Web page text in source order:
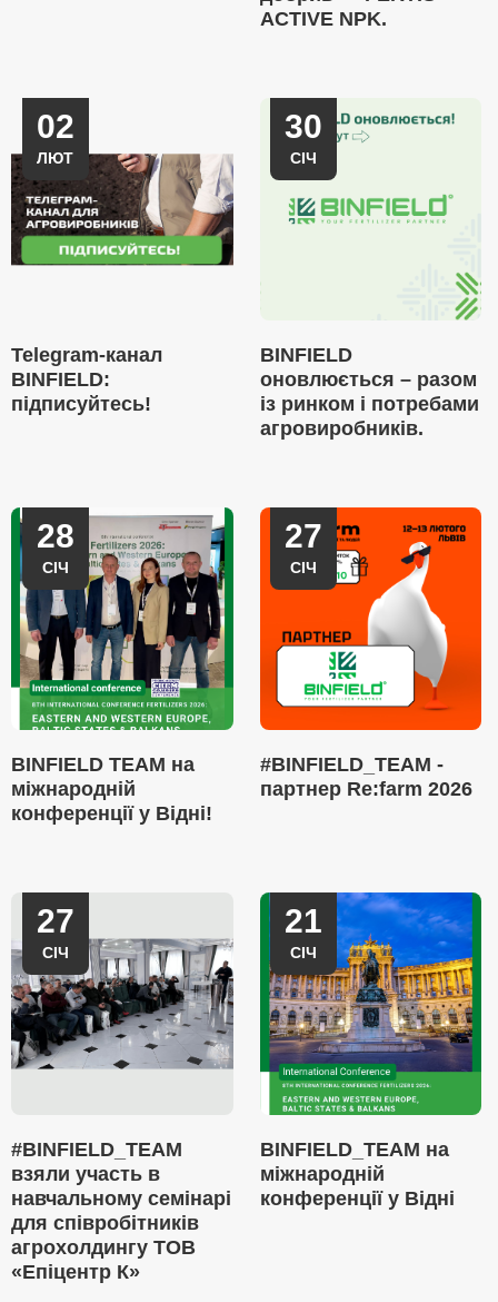
ACTIVE NPK.
02
ЛЮТ
Telegram-канал
BINFIELD:
підписуйтесь!
30
СІЧ
BINFIELD
оновлюється – разом
із ринком і потребами
агровиробників.
28
СІЧ
BINFIELD TEAM на
міжнародній
конференції у Відні!
27
СІЧ
#BINFIELD_TEAM -
партнер Re:farm 2026
27
СІЧ
#BINFIELD_TEAM
взяли участь в
навчальному семінарі
для співробітників
агрохолдингу ТОВ
«Епіцентр К»
21
СІЧ
BINFIELD_TEAM на
міжнародній
конференції у Відні